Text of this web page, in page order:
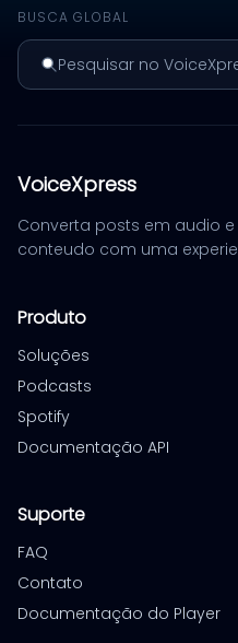
BUSCA GLOBAL
Pesquisar no
VoiceXpress
Converta posts em audio
conteudo com uma
Produto
Soluções
Podcasts
Spotify
Documentação API
Suporte
FAQ
Contato
Documentação do Player